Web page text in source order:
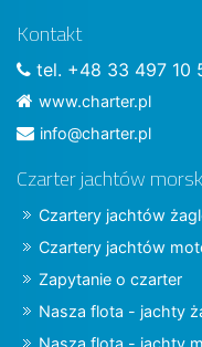
Kontakt
tel. +48 33 497 10
www.charter.pl
info@charter.pl
Czarter jachtów
Czartery jachtów
Czartery jachtów
Zapytanie o czarter
Nasza flota - jachty